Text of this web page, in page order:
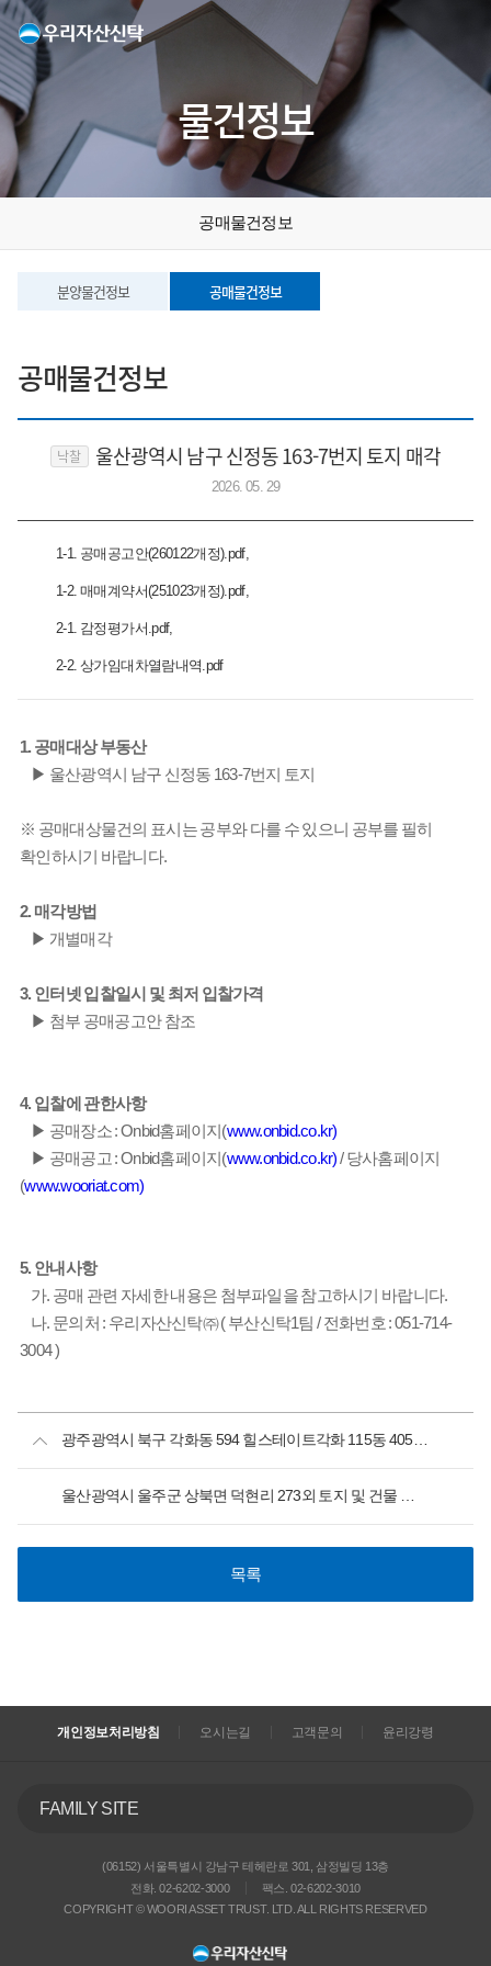
물건정보
공매물건정보
분양물건정보 공매물건정보
공매물건정보
낙찰 울산광역시 남구 신정동 163-7번지 토지 매각
2026. 05. 29
1-1. 공매공고안(260122개정).pdf
1-2. 매매계약서(251023개정).pdf
2-1. 감정평가서.pdf
2-2. 상가임대차열람내역.pdf
1. 공매대상 부동산
▶ 울산광역시 남구 신정동 163-7번지 토지
※ 공매대상물건의 표시는 공부와 다를 수 있으니 공부를 필히
확인하시기 바랍니다.
2. 매각방법
▶ 개별매각
3. 인터넷 입찰일시 및 최저 입찰가격
▶ 첨부 공매공고안 참조
4. 입찰에 관한사항
▶ 공매장소 : Onbid홈페이지(www.onbid.co.kr)
▶ 공매공고 : Onbid홈페이지(www.onbid.co.kr)/ 당사홈페이지
(www.wooriat.com)
5. 안내사항
가. 공매 관련 자세한 내용은 첨부파일을 참고하시기 바랍니다.
나. 문의처 : 우리자산신탁㈜ ( 부산신탁1팀 / 전화번호 : 051-714-
3004 )
광주광역시 북구 각화동 594 힐스테이트각화 115동 405호외 6호실 공매공고
목록
개인정보처리방침 오시는길 고객문의 윤리강령
FAMILY SITE
(06152) 서울특별시 강남구 테헤란로 301, 삼정빌딩 13층
전화. 02-6202-3000
팩스. 02-6202-3010
COPYRIGHT © WOORI ASSET TRUST. LTD. ALL RIGHTS RESERVED